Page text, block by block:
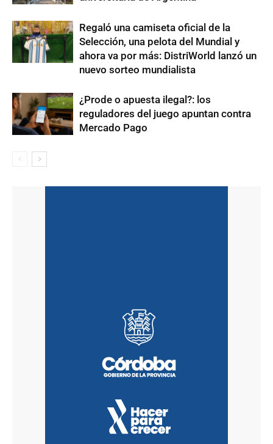
Regaló una camiseta oficial de la
Selección, una pelota del Mundial y
ahora va por más: DistriWorld lanzó un
nuevo sorteo mundialista
¿Prode o apuesta ilegal?: los
reguladores del juego apuntan contra
Mercado Pago